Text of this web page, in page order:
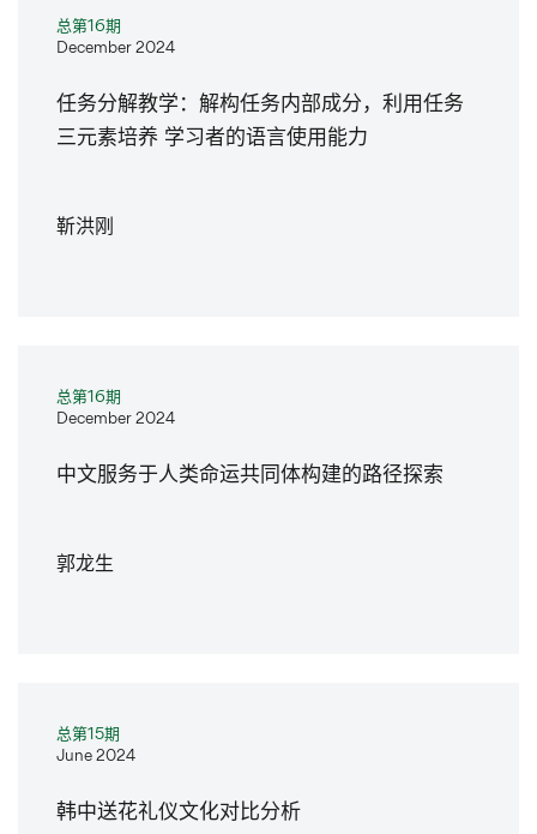
总第16期
December 2024
任务分解教学：解构任务内部成分，利用任务
三元素培养 学习者的语言使用能力
靳洪刚
总第16期
December 2024
中文服务于人类命运共同体构建的路径探索
郭龙生
总第15期
June 2024
韩中送花礼仪文化对比分析